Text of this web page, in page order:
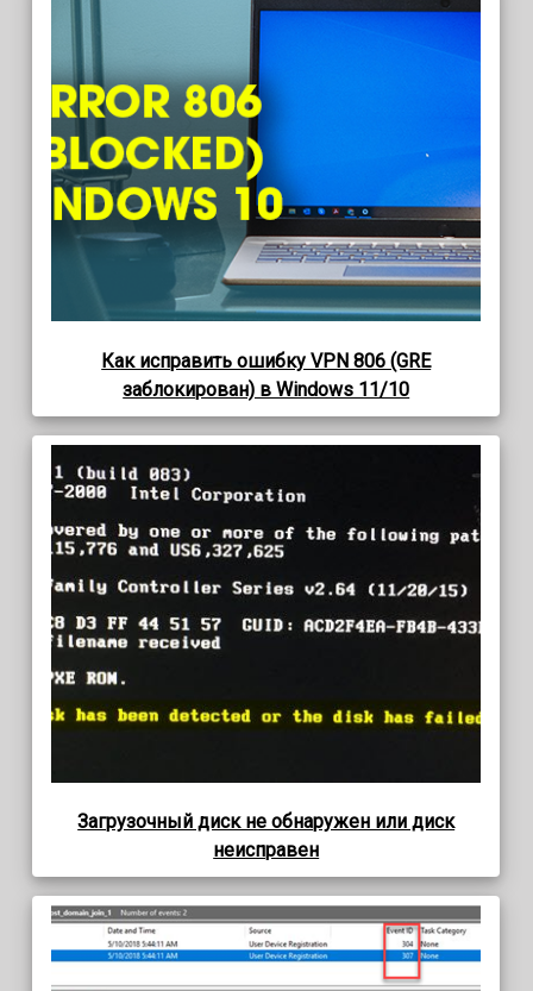
Как исправить ошибку VPN 806 (GRE
заблокирован) в Windows 11/10
Загрузочный диск не обнаружен или диск
неисправен